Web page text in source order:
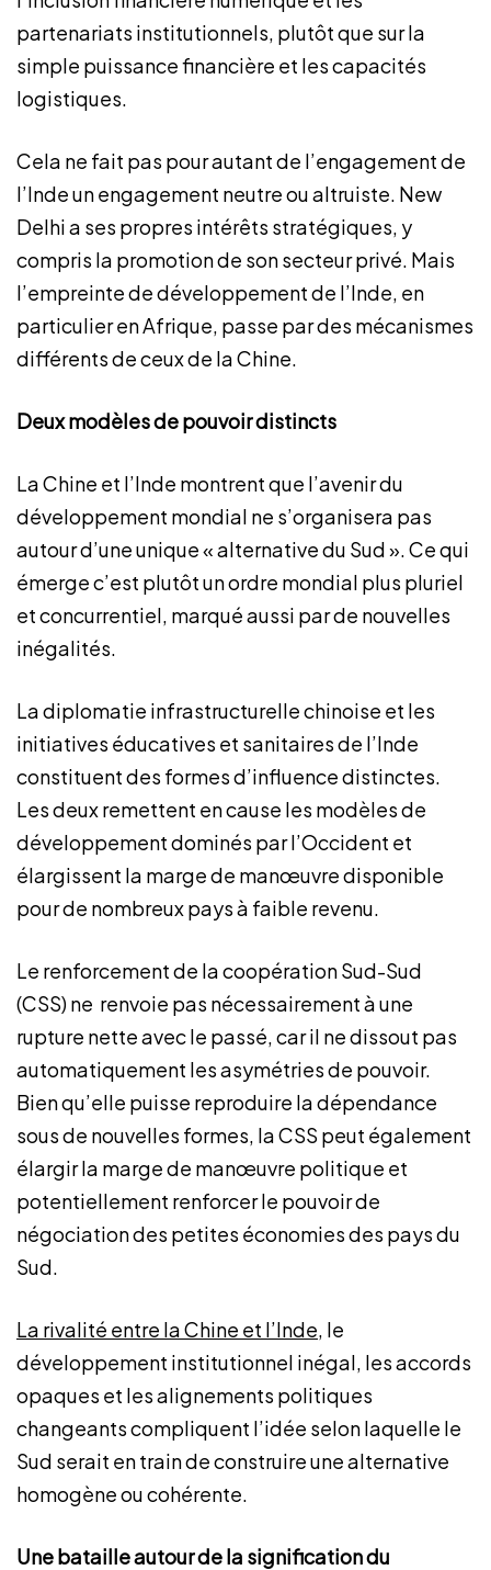
partenariats institutionnels, plutôt que sur la
simple puissance financière et les capacités
logistiques.
Cela ne fait pas pour autant de l’engagement de
l’Inde un engagement neutre ou altruiste. New
Delhi a ses propres intérêts stratégiques, y
compris la promotion de son secteur privé. Mais
l’empreinte de développement de l’Inde, en
particulier en Afrique, passe par des mécanismes
différents de ceux de la Chine.
Deux modèles de pouvoir distincts
La Chine et l’Inde montrent que l’avenir du
développement mondial ne s’organisera pas
autour d’une unique « alternative du Sud ». Ce qui
émerge c’est plutôt un ordre mondial plus pluriel
et concurrentiel, marqué aussi par de nouvelles
inégalités.
La diplomatie infrastructurelle chinoise et les
initiatives éducatives et sanitaires de l’Inde
constituent des formes d’influence distinctes.
Les deux remettent en cause les modèles de
développement dominés par l’Occident et
élargissent la marge de manœuvre disponible
pour de nombreux pays à faible revenu.
Le renforcement de la coopération Sud-Sud
(CSS) ne renvoie pas nécessairement à une
rupture nette avec le passé, car il ne dissout pas
automatiquement les asymétries de pouvoir.
Bien qu’elle puisse reproduire la dépendance
sous de nouvelles formes, la CSS peut également
élargir la marge de manœuvre politique et
potentiellement renforcer le pouvoir de
négociation des petites économies des pays du
Sud.
La rivalité entre la Chine et l’Inde, le
développement institutionnel inégal, les accords
opaques et les alignements politiques
changeants compliquent l’idée selon laquelle le
Sud serait en train de construire une alternative
homogène ou cohérente.
Une bataille autour de la signification du